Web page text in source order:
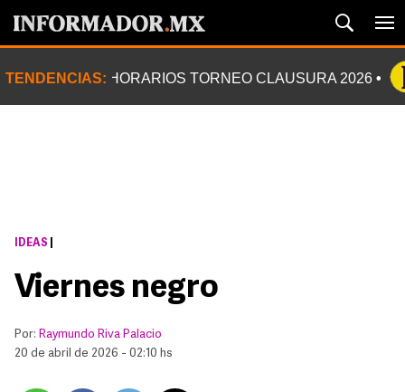
TENDENCIAS: HORARIOS TORNEO CLAUSURA 2026
IDEAS
Viernes negro
Por: Raymundo Riva Palacio
20 de abril de 2026 - 02:10 hs